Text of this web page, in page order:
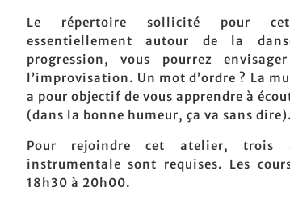
Le répertoire sollicité pour
essentiellement autour de la
progression, vous pourrez
l’improvisation. Un mot d’ordre ? La
a pour objectif de vous apprendre à
(dans la bonne humeur, ça va sans dire).
Pour rejoindre cet atelier, trois
instrumentale sont requises. Les
18h30 à 20h00.